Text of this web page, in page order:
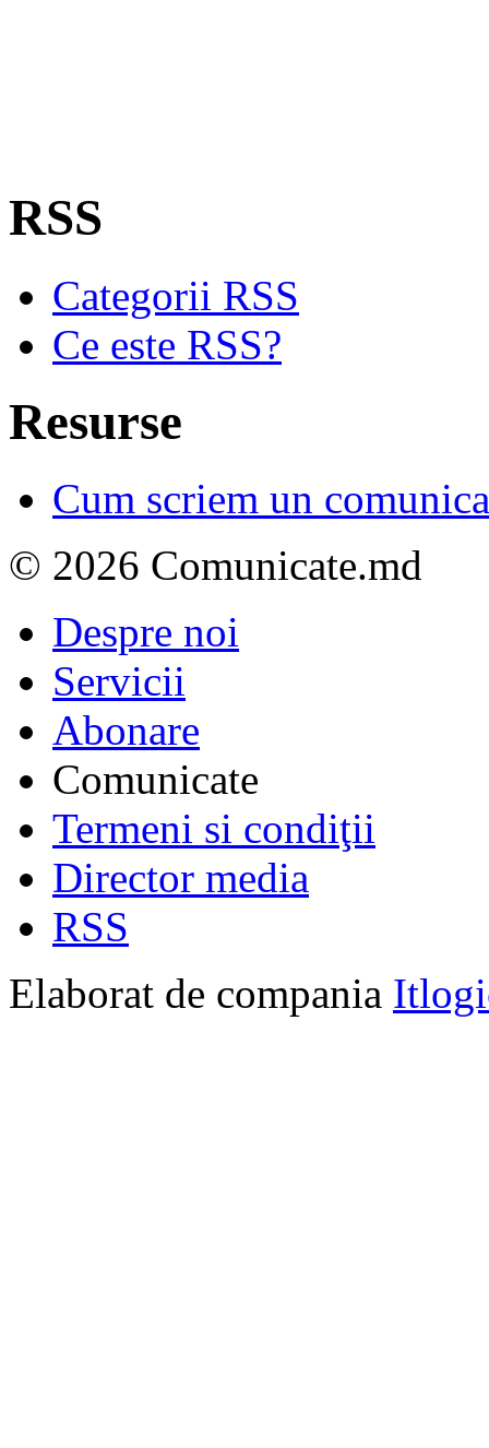
RSS
Categorii RSS
Ce este RSS?
Resurse
Cum scriem un
© 2026 Comunicate.md
Despre noi
Servicii
Abonare
Comunicate
Termeni si condiţii
Director media
RSS
Elaborat de compania